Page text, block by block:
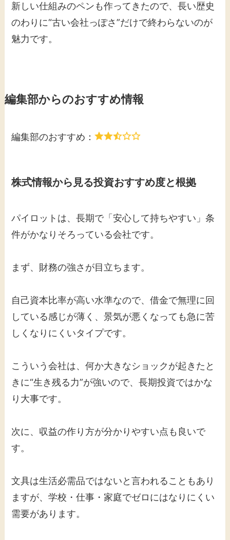
新しい仕組みのペンも作ってきたので、長い歴史
のわりに“古い会社っぽさ”だけで終わらないのが
魅力です。
編集部からのおすすめ情報
編集部のおすすめ：
株式情報から見る投資おすすめ度と根拠
パイロットは、長期で「安心して持ちやすい」条
件がかなりそろっている会社です。
まず、財務の強さが目立ちます。
自己資本比率が高い水準なので、借金で無理に回
している感じが薄く、景気が悪くなっても急に苦
しくなりにくいタイプです。
こういう会社は、何か大きなショックが起きたと
きに“生き残る力”が強いので、長期投資ではかな
り大事です。
次に、収益の作り方が分かりやすい点も良いで
す。
文具は生活必需品ではないと言われることもあり
ますが、学校・仕事・家庭でゼロにはなりにくい
需要があります。